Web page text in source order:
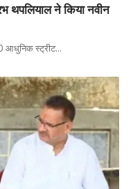
थपलियाल ने किया नवीन
आधुनिक स्ट्रीट…